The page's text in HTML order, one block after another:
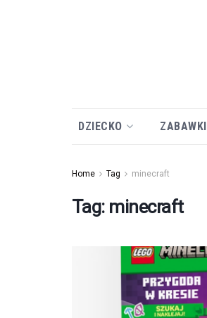
DZIECKO ZABAWKI
Home Tag minecraft
Tag: minecraft